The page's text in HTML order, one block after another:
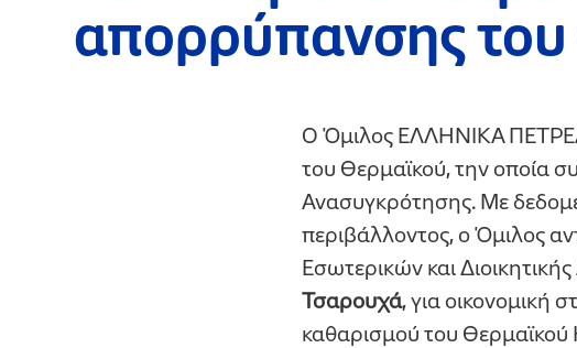
απορρύπανσης
Ο Όμιλος ΕΛΛΗΝΙΚΑ
του Θερμαϊκού, την οποία
Ανασυγκρότησης. Με
περιβάλλοντος, ο Όμιλος
Εσωτερικών και
Τσαρουχά, για οικονομική
καθαρισμού του Θερμαϊκού